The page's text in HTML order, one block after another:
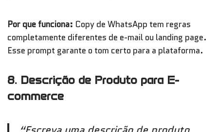
Por que funciona: Copy de WhatsApp tem regras
completamente diferentes de e-mail ou landing page.
Esse prompt garante o tom certo para a plataforma.
8. Descrição de Produto para E-
commerce